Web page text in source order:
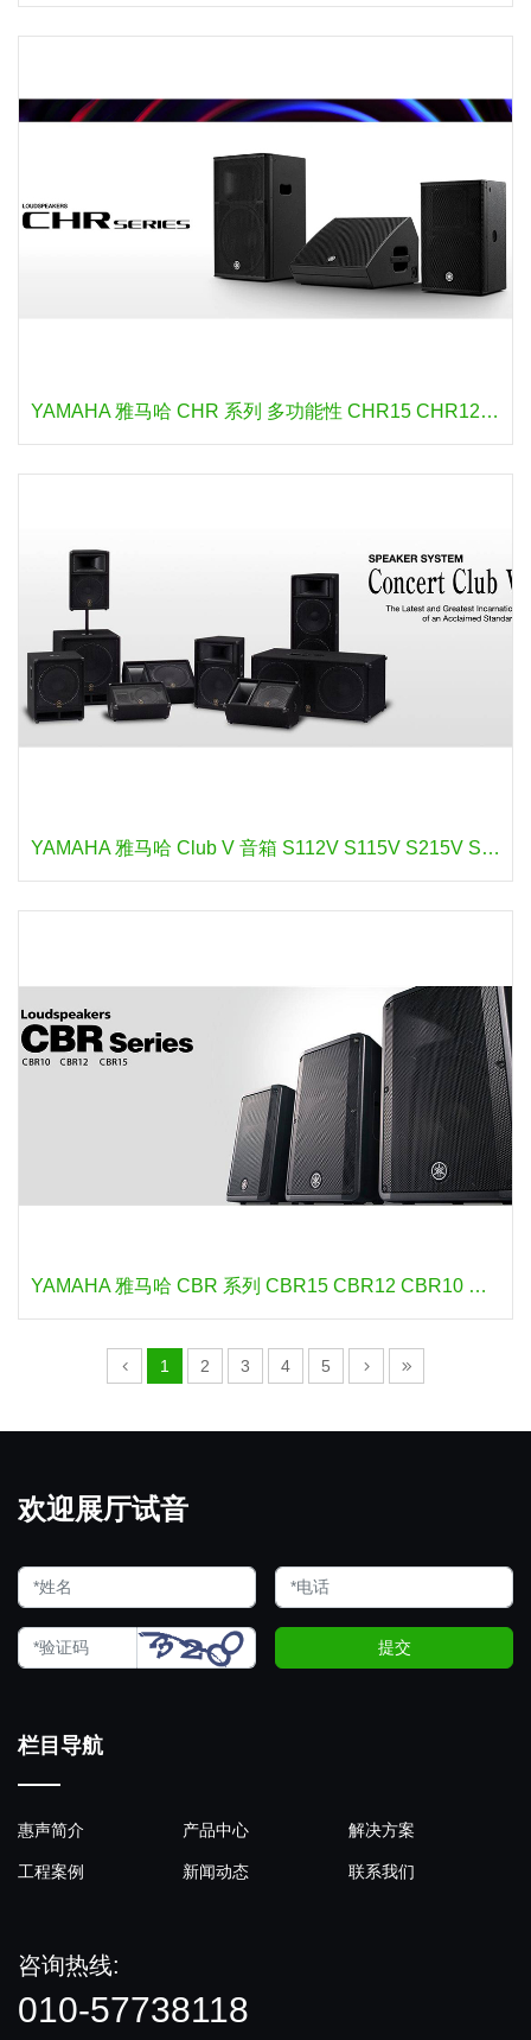
YAMAHA 雅马哈 CHR 系列 多功能性 CHR15 CHR12M CHR10 UB-DXRDHR10
YAMAHA 雅马哈 Club V 音箱 S112V S115V S215V SM10V SM12V SM15V SW115V SW118V SW218V C112V C115V C215V CM10V CM12V CM15V CW115V CW118V CW218V C112VA C115VA
YAMAHA 雅马哈 CBR 系列 CBR15 CBR12 CBR10 无源音箱
1 2 3 4 5
欢迎展厅试音
提交
栏目导航
惠声简介 产品中心 解决方案
工程案例 新闻动态 联系我们
咨询热线:
010-57738118